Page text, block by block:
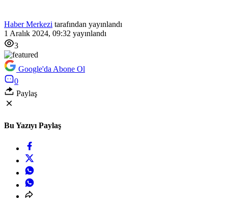
Haber Merkezi tarafından yayınlandı
1 Aralık 2024, 09:32 yayınlandı
3
Google'da Abone Ol
0
Paylaş
Bu Yazıyı Paylaş